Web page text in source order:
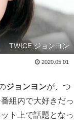
TWICE ジョンヨン
2020.05.01
ジョンヨンが、つ
組内で大好きだっ
ト上で話題となっ